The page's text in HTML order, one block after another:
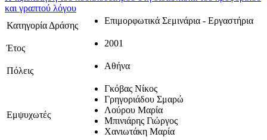
και γραπτού λόγου
Κατηγορία Δράσης
Επιμορφωτικά Σεμινάρια - Εργαστήρια
Έτος 2001
Πόλεις Αθήνα
Εμψυχωτές
Γκόβας Νίκος
Γρηγοριάδου Σμαρώ
Λούρου Μαρία
Μπινιάρης Γιώργος
Χανιωτάκη Μαρία